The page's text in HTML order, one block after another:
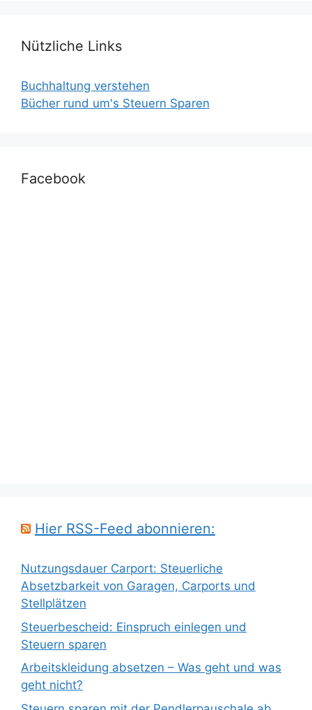
Nützliche Links
Buchhaltung verstehen
Bücher rund um's Steuern Sparen
Facebook
Hier RSS-Feed abonnieren:
Nutzungsdauer Carport: Steuerliche
Absetzbarkeit von Garagen, Carports und
Stellplätzen
Steuerbescheid: Einspruch einlegen und
Steuern sparen
Arbeitskleidung absetzen – Was geht und was
geht nicht?